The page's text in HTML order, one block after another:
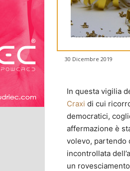
Cenone di
30 Dicembre 2019
In questa vigilia
Craxi di cui
democratici,
affermazione è
volevo, partendo
incontrollata
un